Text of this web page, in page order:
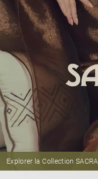
Explorer la Collection SACRA